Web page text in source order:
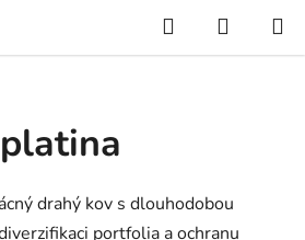
Hledat
drahý kov s dlouhodobou
portfolia a ochranu